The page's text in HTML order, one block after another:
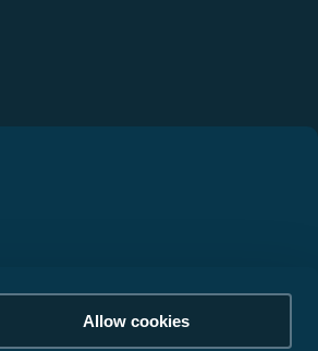
Allow cookies